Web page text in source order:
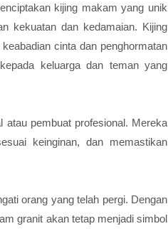
kijing makam yang unik
kekuatan dan kedamaian. Kijing
cinta dan penghormatan
keluarga dan teman yang
atau pembuat profesional. Mereka
keinginan, dan memastikan
orang yang telah pergi. Dengan
granit akan tetap menjadi simbol